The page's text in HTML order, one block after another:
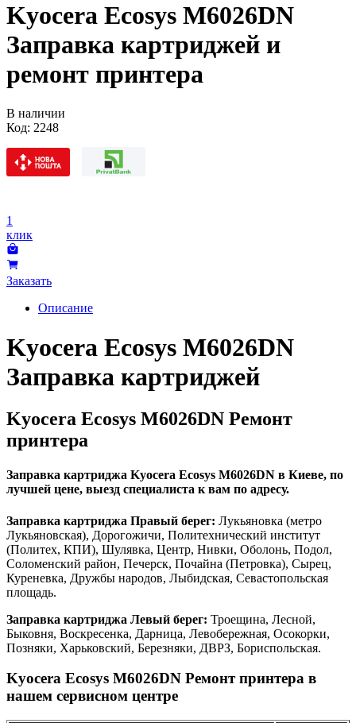
Kyocera Ecosys M6026DN
Заправка картриджей и
ремонт принтера
В наличии
Код: 2248
1
клик
Заказать
Описание
Kyocera Ecosys M6026DN
Заправка картриджей
Kyocera Ecosys M6026DN Ремонт
принтера
Заправка картриджа Kyocera Ecosys M6026DN в Киеве, по
лучшей цене, выезд специалиста к вам по адресу.
Заправка картриджа Правый берег: Лукьяновка (метро
Лукьяновская), Дорогожичи, Политехнический институт
(Политех, КПИ), Шулявка, Центр, Нивки, Оболонь, Подол,
Соломенский район, Печерск, Почайна (Петровка), Сырец,
Куреневка, Дружбы народов, Лыбидская, Севастопольская
площадь.
Заправка картриджа Левый берег: Троещина, Лесной,
Быковня, Воскресенка, Дарница, Левобережная, Осокорки,
Позняки, Харьковский, Березняки, ДВРЗ, Бориспольская.
Kyocera Ecosys M6026DN Ремонт принтера в
нашем сервисном центре